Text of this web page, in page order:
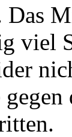
Das
viel